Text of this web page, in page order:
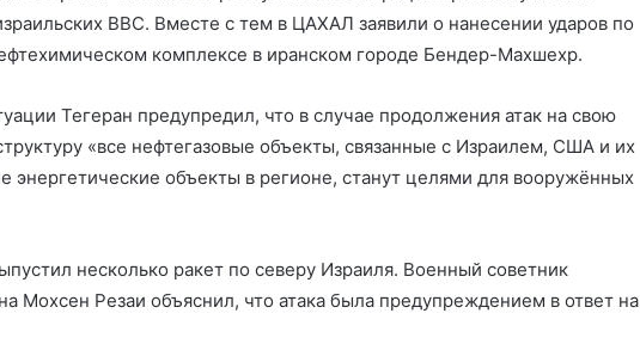
ВВС. Вместе с тем в ЦАХАЛ заявили о нанесении ударов по
комплексе в иранском городе Бендер-Махшехр.
Тегеран предупредил, что в случае продолжения атак на свою
«все нефтегазовые объекты, связанные с Израилем, США и их
энергетические объекты в регионе, станут целями для вооружённых
несколько ракет по северу Израиля. Военный советник
Мохсен Резаи объяснил, что атака была предупреждением в ответ на